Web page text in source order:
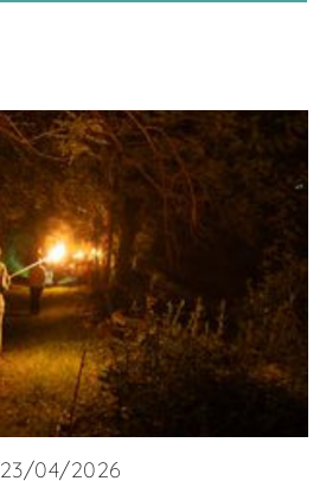
23/04/2026